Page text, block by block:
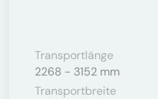
Transportlänge
2268 - 3152 mm
Transportbreite